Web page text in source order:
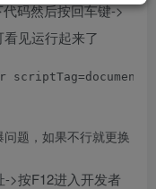
码然后按回车键->
见运行起来了
题，如果不行就更换
>按F12进入开发者